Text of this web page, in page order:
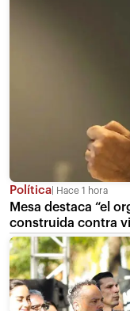
Política Hace 1 hora
Mesa destaca “el
construida contra